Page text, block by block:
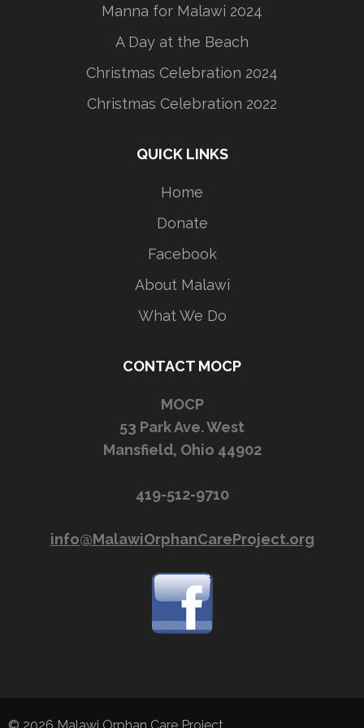
Manna for Malawi 2024
A Day at the Beach
Christmas Celebration 2024
Christmas Celebration 2022
QUICK LINKS
Home
Donate
Facebook
About Malawi
What We Do
CONTACT MOCP
MOCP
53 Park Ave. West
Mansfield, Ohio 44902
419-512-9710
info@MalawiOrphanCareProject.org